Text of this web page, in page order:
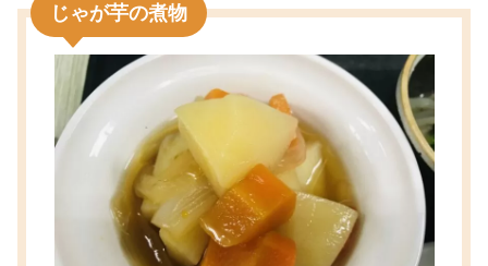
じゃが芋の煮物